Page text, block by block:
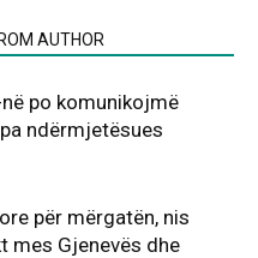
AUTHOR
në po komunikojmë
ndërmjetësues
për mërgatën, nis
mes Gjenevës dhe